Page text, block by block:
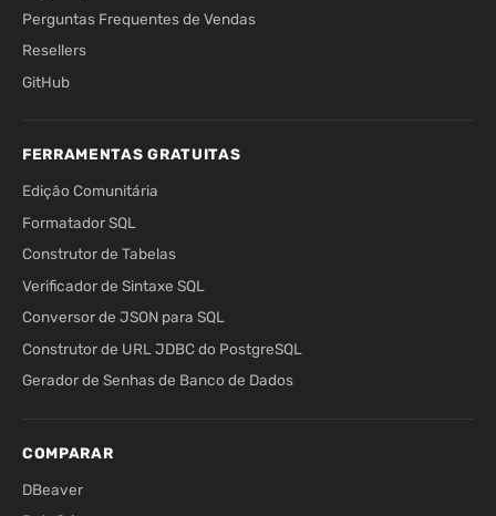
Perguntas Frequentes de Vendas
Resellers
GitHub
FERRAMENTAS GRATUITAS
Edição Comunitária
Formatador SQL
Construtor de Tabelas
Verificador de Sintaxe SQL
Conversor de JSON para SQL
Construtor de URL JDBC do PostgreSQL
Gerador de Senhas de Banco de Dados
COMPARAR
DBeaver